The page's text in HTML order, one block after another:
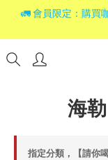
🚛 會員限定：購買
海
指定分類，【請你